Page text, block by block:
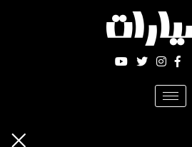
Toggle
navigation